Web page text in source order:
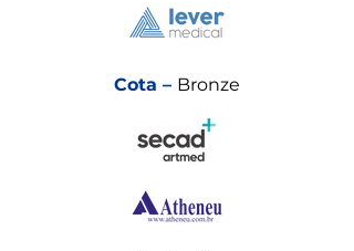
Cota – Bronze